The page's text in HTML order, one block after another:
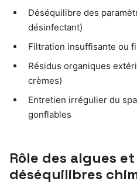
Déséquilibre des
désinfectant)
Filtration insuffisante ou
Résidus organiques
crèmes)
Entretien irrégulier du
gonflables
Rôle des algues
déséquilibres